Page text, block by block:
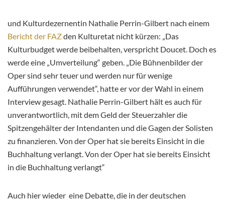
und Kulturdezernentin Nathalie Perrin-Gilbert nach einem
Bericht der FAZden Kulturetat nicht kürzen: „Das
Kulturbudget werde beibehalten, verspricht Doucet. Doch es
werde eine „Umverteilung“ geben. „Die Bühnenbilder der
Oper sind sehr teuer und werden nur für wenige
Aufführungen verwendet“, hatte er vor der Wahl in einem
Interview gesagt. Nathalie Perrin-Gilbert hält es auch für
unverantwortlich, mit dem Geld der Steuerzahler die
Spitzengehälter der Intendanten und die Gagen der Solisten
zu finanzieren. Von der Oper hat sie bereits Einsicht in die
Buchhaltung verlangt. Von der Oper hat sie bereits Einsicht
in die Buchhaltung verlangt“
Auch hier wieder eine Debatte, die in der deutschen